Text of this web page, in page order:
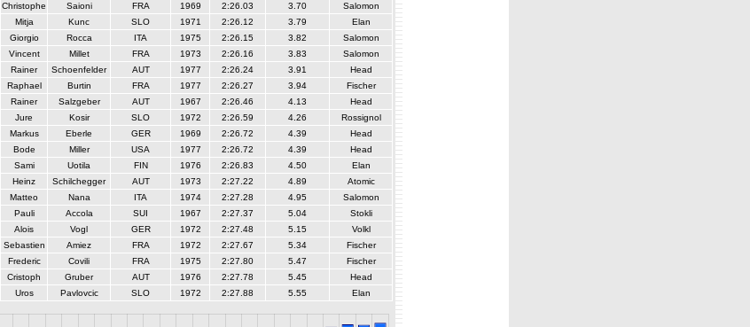
Christophe Saioni FRA 1969 2:26.03 3.70
Salomon
Mitja Kunc SLO 1971 2:26.12 3.79
Elan
Giorgio Rocca ITA 1975 2:26.15 3.82
Salomon
Vincent Millet FRA 1973 2:26.16 3.83
Salomon
Rainer Schoenfelder AUT 1977 2:26.24 3.91
Head
Raphael Burtin FRA 1977 2:26.27 3.94
Fischer
Rainer Salzgeber AUT 1967 2:26.46 4.13
Head
Jure Kosir SLO 1972 2:26.59 4.26
Rossignol
Markus Eberle GER 1969 2:26.72 4.39
Head
Bode Miller USA 1977 2:26.72 4.39
Head
Sami Uotila FIN 1976 2:26.83 4.50
Elan
Heinz Schilchegger AUT 1973 2:27.22 4.89
Atomic
Matteo Nana ITA 1974 2:27.28 4.95
Salomon
Pauli Accola SUI 1967 2:27.37 5.04
Stokli
Alois Vogl GER 1972 2:27.48 5.15
Volkl
Sebastien Amiez FRA 1972 2:27.67 5.34
Fischer
Frederic Covili FRA 1975 2:27.80 5.47
Fischer
Cristoph Gruber AUT 1976 2:27.78 5.45
Head
Uros Pavlovcic SLO 1972 2:27.88 5.55 Elan